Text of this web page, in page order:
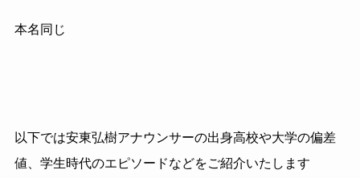
本名同じ
以下では安東弘樹アナウンサーの出身高校や大学の偏差
値、学生時代のエピソードなどをご紹介いたします